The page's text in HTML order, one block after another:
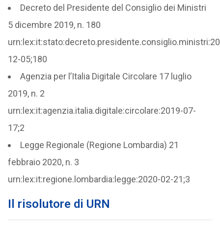
Decreto del Presidente del Consiglio dei Ministri
5 dicembre 2019, n. 180
12-05;180
Agenzia per l’Italia Digitale Circolare 17 luglio
2019, n. 2
urn:lex:it:agenzia.italia.digitale:circolare:2019-07-
17;2
Legge Regionale (Regione Lombardia) 21
febbraio 2020, n. 3
urn:lex:it:regione.lombardia:legge:2020-02-21;3
Il risolutore di URN